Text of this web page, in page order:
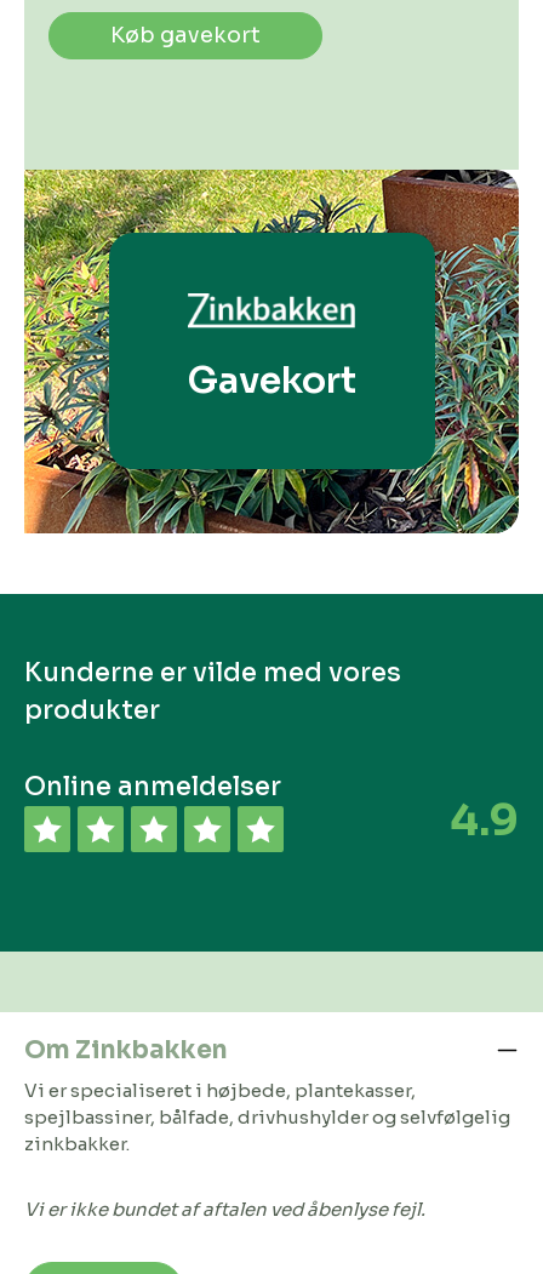
Køb gavekort
Gavekort
Kunderne er vilde med vores
produkter
Online anmeldelser
4.9
Om Zinkbakken
Vi er specialiseret i højbede, plantekasser,
spejlbassiner, bålfade, drivhushylder og selvfølgelig
zinkbakker.
Vi er ikke bundet af aftalen ved åbenlyse fejl.